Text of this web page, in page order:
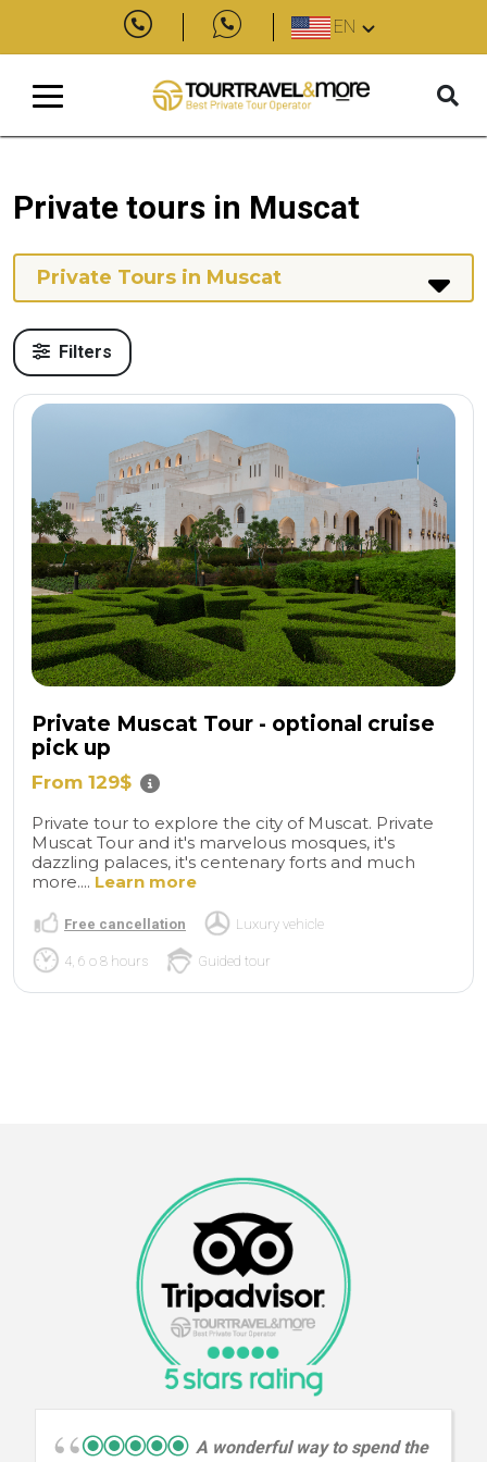
EN
Private tours in Muscat
Private Tours in Muscat
Filters
Private Muscat Tour - optional cruise
pick up
From 129$
Private tour to explore the city of Muscat. Private
Muscat Tour and it's marvelous mosques, it's
dazzling palaces, it's centenary forts and much
more.... Learn more
Free cancellation Luxury vehicle
4, 6 o 8 hours Guided tour
A wonderful way to spend the